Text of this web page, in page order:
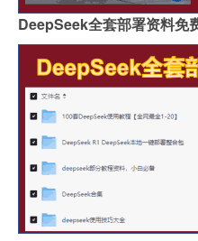
DeepSeek全套部署资料免